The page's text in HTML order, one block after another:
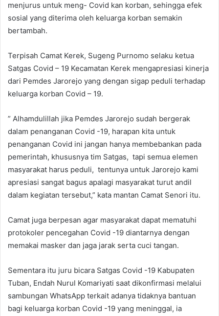
menjurus untuk meng- Covid kan korban, sehingga efek
sosial yang diterima oleh keluarga korban semakin
bertambah.
Terpisah Camat Kerek, Sugeng Purnomo selaku ketua
Satgas Covid – 19 Kecamatan Kerek mengapresiasi kinerja
dari Pemdes Jarorejo yang dengan sigap peduli terhadap
keluarga korban Covid – 19.
” Alhamdulillah jika Pemdes Jarorejo sudah bergerak
dalam penanganan Covid -19, harapan kita untuk
penanganan Covid ini jangan hanya membebankan pada
pemerintah, khususnya tim Satgas, tapi semua elemen
masyarakat harus peduli, tentunya untuk Jarorejo kami
apresiasi sangat bagus apalagi masyarakat turut andil
dalam kegiatan tersebut,” kata mantan Camat Senori itu.
Camat juga berpesan agar masyarakat dapat mematuhi
protokoler pencegahan Covid -19 diantarnya dengan
memakai masker dan jaga jarak serta cuci tangan.
Sementara itu juru bicara Satgas Covid -19 Kabupaten
Tuban, Endah Nurul Komariyati saat dikonfirmasi melalui
sambungan WhatsApp terkait adanya tidaknya bantuan
bagi keluarga korban Covid -19 yang meninggal, ia